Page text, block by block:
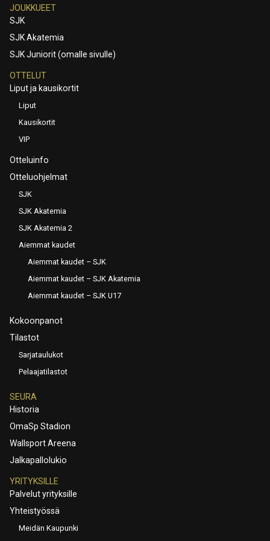
JOUKKUEET
SJK
SJK Akatemia
SJK Juniorit (omalle sivulle)
OTTELUT
Liput ja kausikortit
Liput
Kausikortit
VIP
Otteluinfo
Otteluohjelmat
SJK
SJK Akatemia
SJK Akatemia 2
Aiemmat kaudet
Aiemmat kaudet – SJK
Aiemmat kaudet – SJK Akatemia
Aiemmat kaudet – SJK U17
Kokoonpanot
Tilastot
Sarjataulukot
Pelaajatilastot
SEURA
Historia
OmaSp Stadion
Wallsport Areena
Jalkapallolukio
YRITYKSILLE
Palvelut yrityksille
Yhteistyössä
Meidän Kaupunki